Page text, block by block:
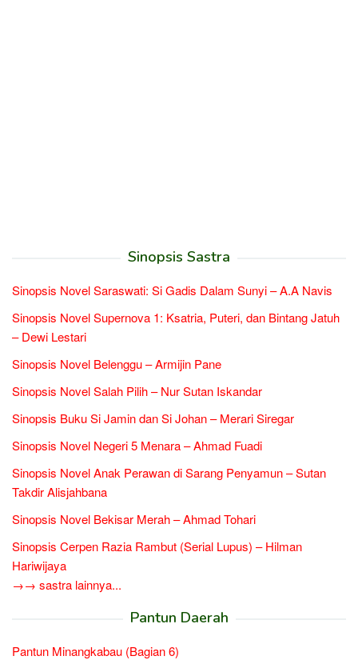
Sinopsis Sastra
Sinopsis Novel Saraswati: Si Gadis Dalam Sunyi – A.A Navis
Sinopsis Novel Supernova 1: Ksatria, Puteri, dan Bintang Jatuh
– Dewi Lestari
Sinopsis Novel Belenggu – Armijin Pane
Sinopsis Novel Salah Pilih – Nur Sutan Iskandar
Sinopsis Buku Si Jamin dan Si Johan – Merari Siregar
Sinopsis Novel Negeri 5 Menara – Ahmad Fuadi
Sinopsis Novel Anak Perawan di Sarang Penyamun – Sutan
Takdir Alisjahbana
Sinopsis Novel Bekisar Merah – Ahmad Tohari
Sinopsis Cerpen Razia Rambut (Serial Lupus) – Hilman
Hariwijaya
→→ sastra lainnya...
Pantun Daerah
Pantun Minangkabau (Bagian 6)